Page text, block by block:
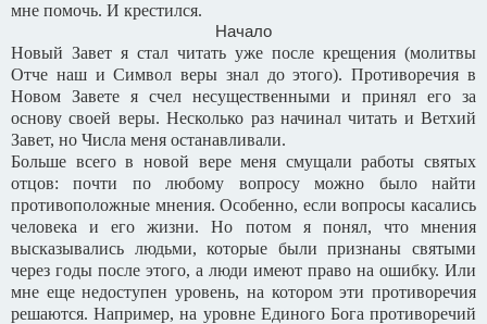
мне помочь. И крестился.
Начало
Новый Завет я стал читать уже после крещения (молитвы
Отче наш и Символ веры знал до этого). Противоречия в
Новом Завете я счел несущественными и принял его за
основу своей веры. Несколько раз начинал читать и Ветхий
Завет, но Числа меня останавливали.
Больше всего в новой вере меня смущали работы святых
отцов: почти по любому вопросу можно было найти
противоположные мнения. Особенно, если вопросы касались
человека и его жизни. Но потом я понял, что мнения
высказывались людьми, которые были признаны святыми
через годы после этого, а люди имеют право на ошибку. Или
мне еще недоступен уровень, на котором эти противоречия
решаются. Например, на уровне Единого Бога противоречий